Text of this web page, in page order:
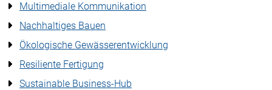
Multimediale Kommunikation
Nachhaltiges Bauen
Ökologische Gewässerentwicklung
Resiliente Fertigung
Sustainable Business-Hub